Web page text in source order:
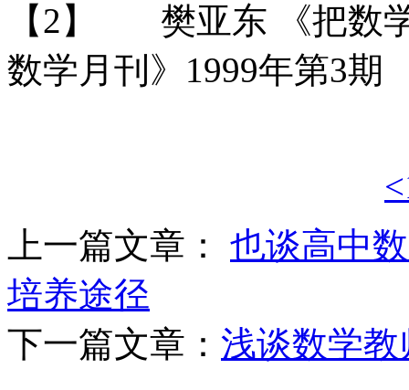
【2】 樊亚东 《把数
数学月刊》1999年第3期
上一篇文章： 也谈高中
培养途径
下一篇文章： 浅谈数学